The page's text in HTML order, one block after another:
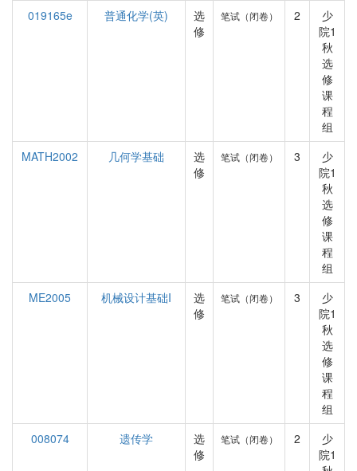
019165e
普通化学(英)
选
修
笔试（闭卷） 2
少
院1
秋
选
修
课
程
组
MATH2002
几何学基础
选
修
笔试（闭卷） 3
少
院1
秋
选
修
课
程
组
ME2005
机械设计基础I
选
修
笔试（闭卷） 3
少
院1
秋
选
修
课
程
组
008074
遗传学
选
修
笔试（闭卷） 2
少
院1